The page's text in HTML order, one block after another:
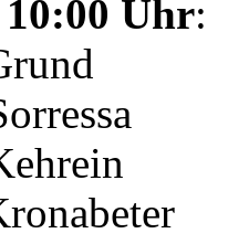
10:00 Uhr: